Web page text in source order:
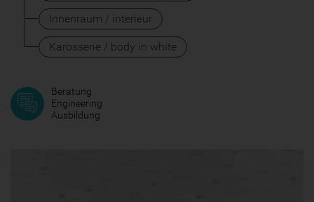
Innenraum / interieur
Karosserie / body in white
Beratung
Engineering
Ausbildung